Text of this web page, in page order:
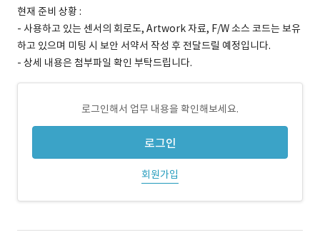
현재 준비 상황 :
- 사용하고 있는 센서의 회로도, Artwork 자료, F/W 소스 코드는 보유
하고 있으며 미팅 시 보안 서약서 작성 후 전달드릴 예정입니다.
- 상세 내용은 첨부파일 확인 부탁드립니다.
로그인해서 업무 내용을 확인해보세요.
로그인
회원가입